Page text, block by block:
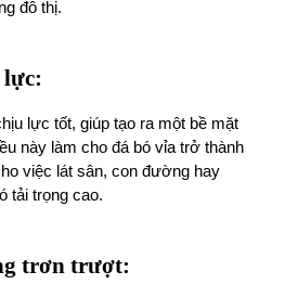
đô thị.
lực:
lực tốt, giúp tạo ra một bề mặt
này làm cho đá bó vỉa trở thành
việc lát sân, con đường hay
tải trọng cao.
trơn trượt: